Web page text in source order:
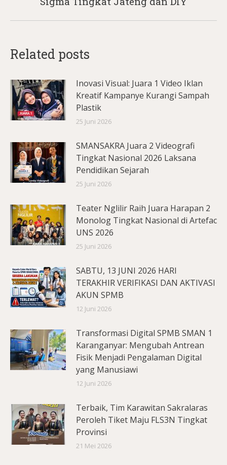
Related posts
Inovasi Visual: Juara 1 Video Iklan
Kreatif Kampanye Kurangi Sampah
Plastik
25 Juni 2026
SMANSAKRA Juara 2 Videografi
Tingkat Nasional 2026 Laksana
Pendidikan Sejarah
25 Juni 2026
Teater Nglilir Raih Juara Harapan 2
Monolog Tingkat Nasional di Artefac
UNS 2026
25 Juni 2026
SABTU, 13 JUNI 2026 HARI
TERAKHIR VERIFIKASI DAN AKTIVASI
AKUN SPMB
12 Juni 2026
Transformasi Digital SPMB SMAN 1
Karanganyar: Mengubah Antrean
Fisik Menjadi Pengalaman Digital
yang Manusiawi
12 Juni 2026
Terbaik, Tim Karawitan Sakralaras
Peroleh Tiket Maju FLS3N Tingkat
Provinsi
21 Mei 2026